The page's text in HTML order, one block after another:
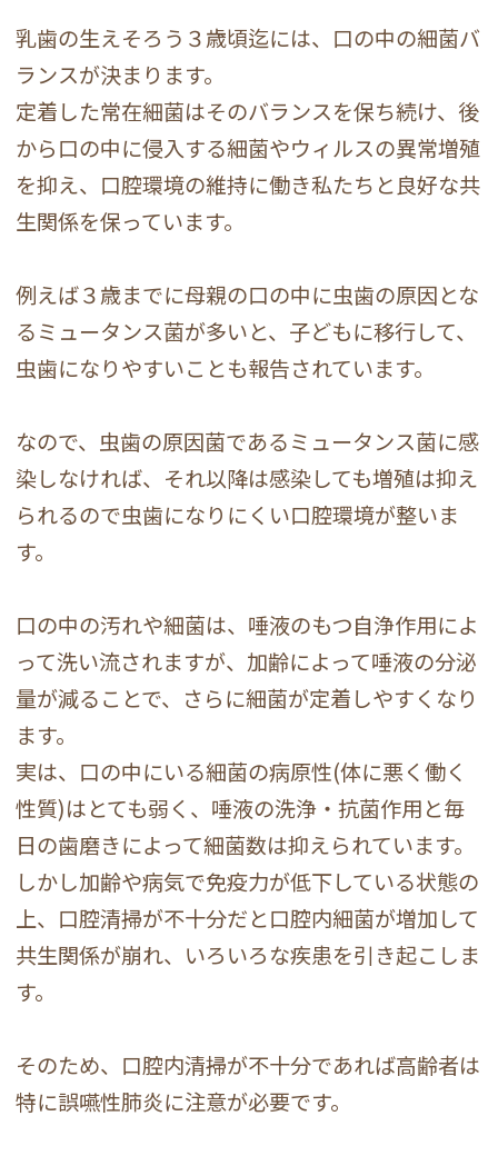
乳歯の生えそろう３歳頃迄には、口の中の細菌バ
ランスが決まります。
定着した常在細菌はそのバランスを保ち続け、後
から口の中に侵入する細菌やウィルスの異常増殖
を抑え、口腔環境の維持に働き私たちと良好な共
生関係を保っています。
例えば３歳までに母親の口の中に虫歯の原因とな
るミュータンス菌が多いと、子どもに移行して、
虫歯になりやすいことも報告されています。
なので、虫歯の原因菌であるミュータンス菌に感
染しなければ、それ以降は感染しても増殖は抑え
られるので虫歯になりにくい口腔環境が整いま
す。
口の中の汚れや細菌は、唾液のもつ自浄作用によ
って洗い流されますが、加齢によって唾液の分泌
量が減ることで、さらに細菌が定着しやすくなり
ます。
実は、口の中にいる細菌の病原性(体に悪く働く
性質)はとても弱く、唾液の洗浄・抗菌作用と毎
日の歯磨きによって細菌数は抑えられています。
しかし加齢や病気で免疫力が低下している状態の
上、口腔清掃が不十分だと口腔内細菌が増加して
共生関係が崩れ、いろいろな疾患を引き起こしま
す。
そのため、口腔内清掃が不十分であれば高齢者は
特に誤嚥性肺炎に注意が必要です。